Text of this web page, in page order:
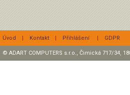
Úvod | Kontakt | Přihlášení | GDPR
© ADART COMPUTERS s.r.o., Čimická 717/34,